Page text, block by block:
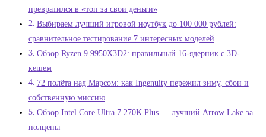
превратился в «топ за свои деньги»
Выбираем лучший игровой ноутбук до 100 000 рублей:
сравнительное тестирование 7 интересных моделей
Обзор Ryzen 9 9950X3D2: правильный 16-ядерник с 3D-
кешем
72 полёта над Марсом: как Ingenuity пережил зиму, сбои и
собственную миссию
Обзор Intel Core Ultra 7 270K Plus — лучший Arrow Lake за
полцены